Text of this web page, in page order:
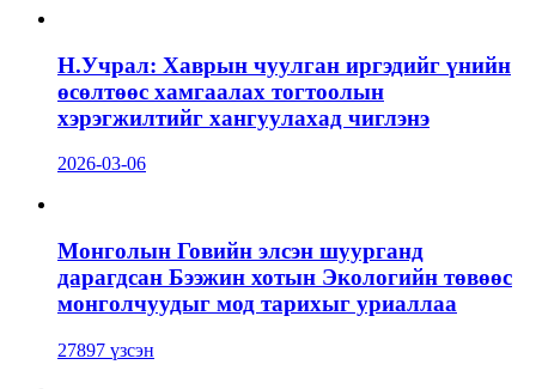
Н.Учрал: Хаврын чуулган иргэдийг үнийн
өсөлтөөс хамгаалах тогтоолын
хэрэгжилтийг хангуулахад чиглэнэ
2026-03-06
Монголын Говийн элсэн шуурганд
дарагдсан Бээжин хотын Экологийн төвөөс
монголчуудыг мод тарихыг уриаллаа
27897 үзсэн